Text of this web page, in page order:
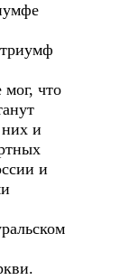
что
них и
и